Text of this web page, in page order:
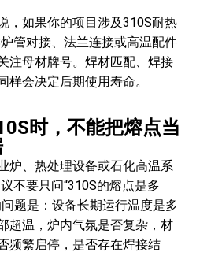
，如果你的项目涉及310S耐热
管对接、法兰连接或高温配件
注母材牌号。焊材匹配、焊接
样会决定后期使用寿命。
时，不能把熔点当
炉、热处理设备或石化高温系
不要只问“310S的熔点是多
题是：设备长期运行温度是多
超温，炉内气氛是否复杂，材
频繁启停，是否存在焊接结